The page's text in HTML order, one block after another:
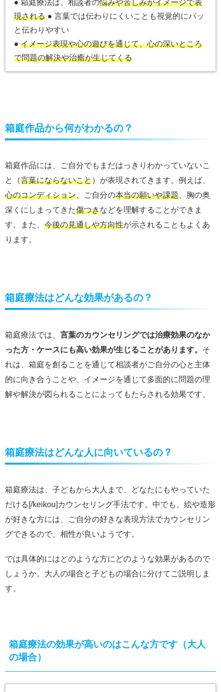
● 箱庭療法は、相談者の悩みや苦しみがイメージで表
現される ● 言葉では伝わりにくいことも視覚的にパッ
と伝わりやすい
●イメージ表現や心の遊びを通じて、心の深いところ
で問題の解決や治癒が生じてくる
箱庭作品から何がわかるの？
箱庭作品には、ご自分でもまだはっきりわかっていないこ
と（言葉にならないこと）が表現されてきます。例えば、
心のコンディション 、ご自分の本当の願いや課題 、胸の奥
深くにしまってきた傷つきなどを理解することができま
す。また、 今後の見通しや方向性が示されることもよくあ
ります。
箱庭療法はどんな効果があるの？
箱庭療法では、 言葉のカウンセリングでは治療効果のなか
った方・ケースにも高い効果が生じることがあります。 そ
れは、箱庭を創ることを通じて相談者がご自分の心と主体
的に向き合うことや、イメージを通じて多面的に問題の理
解や解決が図られることによってもたらされる効果です。
箱庭療法はどんな人に向いているの？
箱庭療法は、子どもから大人まで、どなたにもやっていた
だける[/keikou]カウンセリング手法です。中でも、絵や造形
が好きな方には、ご自分の好きな表現方法でカウンセリン
グできるので、相性が良いようです。
では具体的にはどのような方にどのような効果があるので
しょうか。大人の場合と子どもの場合に分けてご説明しま
す。
箱庭療法の効果が高いのはこんな方です（大人
の場合）